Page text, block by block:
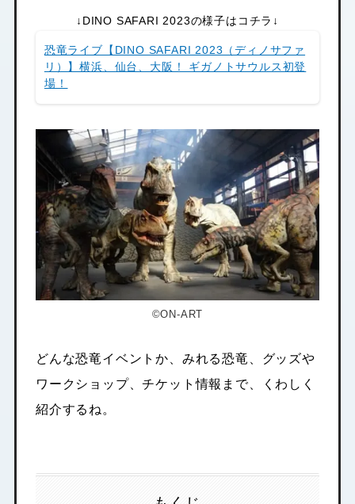
↓DINO SAFARI 2023の様子はコチラ↓
恐竜ライブ【DINO SAFARI 2023（ディノサファ
リ）】横浜、仙台、大阪！ ギガノトサウルス初登
場！
©ON-ART
どんな恐竜イベントか、みれる恐竜、グッズや
ワークショップ、チケット情報まで、くわしく
紹介するね。